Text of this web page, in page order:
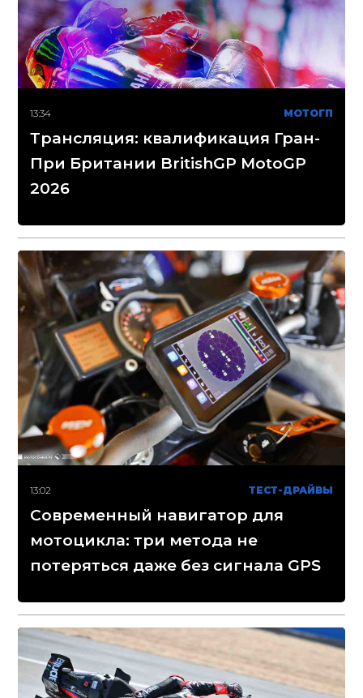
13:34 МОТОГП
Трансляция: квалификация Гран-
При Британии BritishGP MotoGP
2026
13:02 ТЕСТ-ДРАЙВЫ
Современный навигатор для
мотоцикла: три метода не
потеряться даже без сигнала GPS